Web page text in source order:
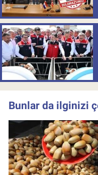
Bunlar da ilginizi